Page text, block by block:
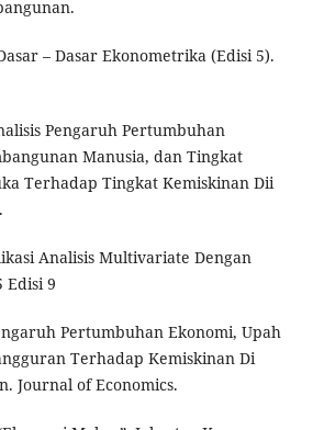
– Dasar Ekonometrika (Edisi 5).
Pengaruh Pertumbuhan
Manusia, dan Tingkat
Terhadap Tingkat Kemiskinan Dii
Analisis Multivariate Dengan
Edisi 9
Pertumbuhan Ekonomi, Upah
Terhadap Kemiskinan Di
Journal of Economics.